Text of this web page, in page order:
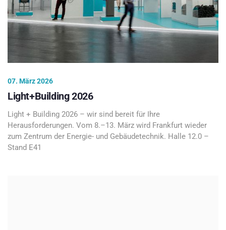
07. März 2026
Light+Building 2026
Light + Building 2026 – wir sind bereit für Ihre
Herausforderungen. Vom 8.–13. März wird Frankfurt wieder
zum Zentrum der Energie- und Gebäudetechnik. Halle 12.0 –
Stand E41